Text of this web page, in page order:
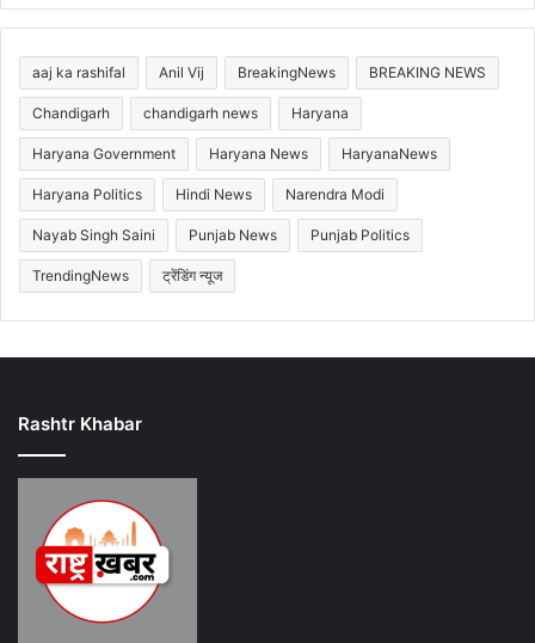
aaj ka rashifal Anil Vij BreakingNews BREAKING NEWS
Chandigarh chandigarh news Haryana
Haryana Government Haryana News HaryanaNews
Haryana Politics Hindi News Narendra Modi
Nayab Singh Saini Punjab News Punjab Politics
TrendingNews ट्रेंडिंग न्यूज
Rashtr Khabar